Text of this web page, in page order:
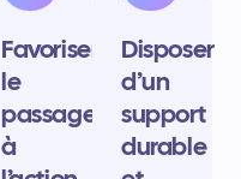
Favoriser
le
passage
à
Disposer
d’un
support
durable